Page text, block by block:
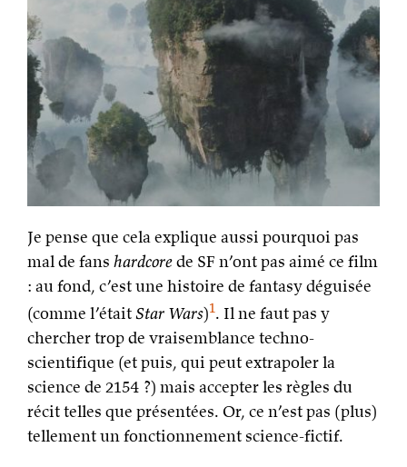
Je pense que cela explique aussi pourquoi pas
mal de fans hardcorede SF n’ont pas aimé ce film
: au fond, c’est une histoire de fantasy déguisée
(comme l’étaitStar Wars)1. Il ne faut pas y
chercher trop de vraisemblance techno-
scientifique (et puis, qui peut extrapoler la
science de 2154 ?) mais accepter les règles du
récit telles que présentées. Or, ce n’est pas (plus)
tellement un fonctionnement science-fictif.